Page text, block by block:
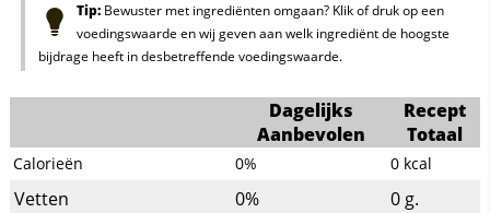
Tip:Bewuster met ingrediënten omgaan? Klik of druk op een
voedingswaarde en wij geven aan welk ingrediënt de hoogste
bijdrage heeft in desbetreffende voedingswaarde.
Dagelijks
Aanbevolen
Recept
Totaal
Calorieën 0% 0 kcal
Vetten 0% 0 g.